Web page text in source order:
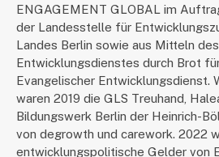
ENGAGEMENT GLOBAL im
der Landesstelle für
Landes Berlin sowie aus Mitteln
Entwicklungsdienstes durch Brot
Evangelischer Entwicklungsdienst.
waren 2019 die GLS Treuhand,
Bildungswerk Berlin der Heinrich-
von degrowth und carework. 2022
entwicklungspolitische Gelder von